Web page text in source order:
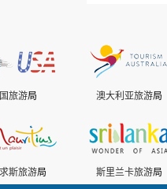
旅游局 澳大利亚旅游局
斯旅游局 斯里兰卡旅游局